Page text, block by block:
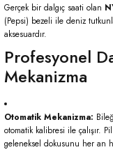
Gerçek bir dalgıç saati olan
(Pepsi) bezeli ile deniz
aksesuardır.
Profesyonel
Mekanizma
Otomatik Mekanizma:
otomatik kalibresi ile çalışır.
geleneksel dokusunu her an